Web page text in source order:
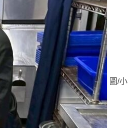
圖/小